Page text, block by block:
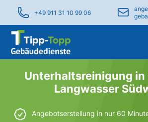
+49 911 31 10 99 06
Unterhaltsreinigung in
Langwasser
Angebotserstellung in nur 60